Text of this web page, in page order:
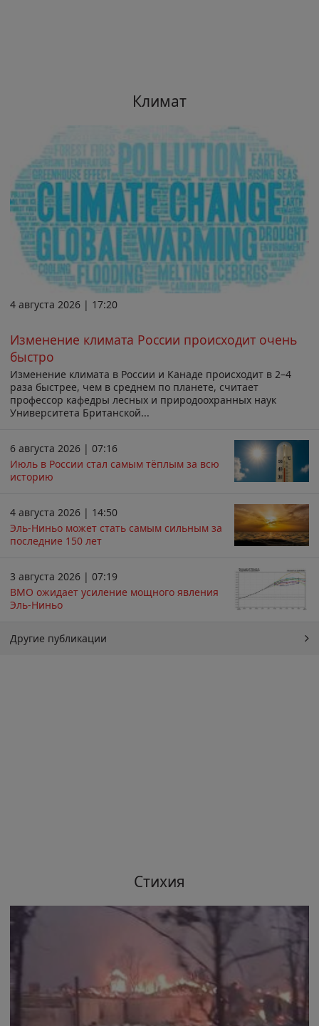
Климат
4 августа 2026 | 17:20
Изменение климата России происходит очень
быстро
Изменение климата в России и Канаде происходит в 2–4
раза быстрее, чем в среднем по планете, считает
профессор кафедры лесных и природоохранных наук
Университета Британской...
6 августа 2026 | 07:16
Июль в России стал самым тёплым за всю
историю
4 августа 2026 | 14:50
Эль-Ниньо может стать самым сильным за
последние 150 лет
3 августа 2026 | 07:19
ВМО ожидает усиление мощного явления
Эль-Ниньо
Другие публикации
Стихия